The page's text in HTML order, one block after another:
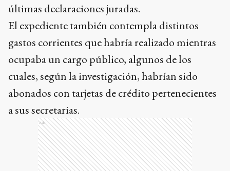
últimas declaraciones juradas.
El expediente también contempla distintos
gastos corrientes que habría realizado mientras
ocupaba un cargo público, algunos de los
cuales, según la investigación, habrían sido
abonados con tarjetas de crédito pertenecientes
a sus secretarias.
Ads